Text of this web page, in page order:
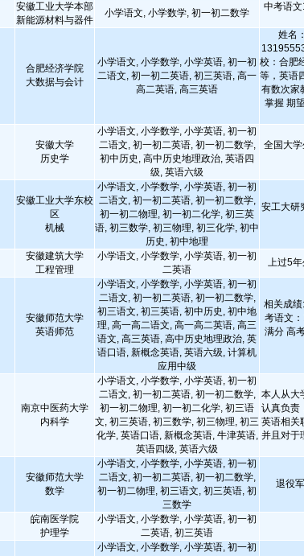
安徽工业大学本部
新能源材料与器件
小学语文, 小学数学, 初一初二数学
中考语
合肥经济学院
大数据与会计
小学语文, 小学数学, 小学英语, 初一初
二语文, 初一初二英语, 初三英语, 高一
高二英语, 高三英语
姓名
校：合肥
等，英语
有数次家
掌握 期
安徽大学
历史学
小学语文, 小学数学, 小学英语, 初一初
二语文, 初一初二英语, 初一初二数学,
初中历史, 高中历史地理政治, 英语四
级, 英语六级
全国大
安徽工业大学东校
区
机械
小学语文, 小学数学, 小学英语, 初一初
二语文, 初一初二英语, 初一初二数学,
初一初二物理, 初一初二化学, 初三英
语, 初三数学, 初三物理, 初三化学, 初中
历史, 初中地理
安工大研
安徽建筑大学
工程管理
小学语文, 小学数学, 小学英语, 初一初
二英语
上过5年
安徽师范大学
英语师范
小学语文, 小学数学, 小学英语, 初一初
二语文, 初一初二英语, 初一初二数学,
初三语文, 初三英语, 初中历史, 初中地
理, 高一高二语文, 高一高二英语, 高三
语文, 高三英语, 高中历史地理政治, 英
语口语, 新概念英语, 英语六级, 计算机
应用中级
相关成
考语文
满分 高
南京中医药大学
内科学
小学语文, 小学数学, 小学英语, 初一初
二语文, 初一初二英语, 初一初二数学,
初一初二物理, 初一初二化学, 初三语
文, 初三英语, 初三数学, 初三物理, 初三
化学, 英语口语, 新概念英语, 牛津英语,
英语四级, 英语六级
本人从大
认真负责
英语相关
并且对于
安徽师范大学
数学
小学语文, 小学数学, 小学英语, 初一初
二语文, 初一初二英语, 初一初二数学,
初一初二物理, 初三语文, 初三英语, 初
三数学
退役
皖南医学院
护理学
小学语文, 小学数学, 小学英语, 初一初
二英语, 初三英语
小学语文, 小学数学, 小学英语, 初一初